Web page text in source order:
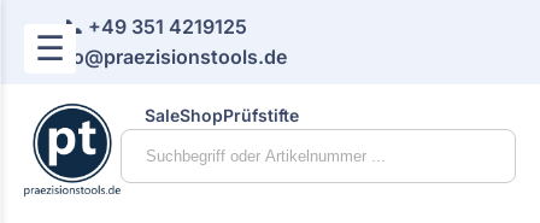
☰
📞 +49 351 4219125
📧 info@praezisionstools.de
SaleShopPrüfstifte